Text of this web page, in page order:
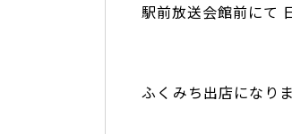
駅前放送会館前にて
ふくみち出店になり